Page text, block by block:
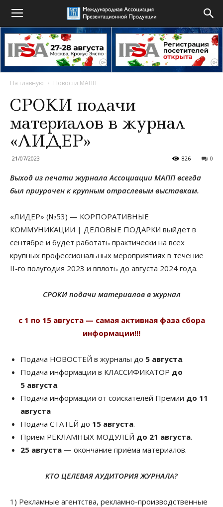
На главную Новости МАПП
СРОКИ подачи
материалов в журнал
«ЛИДЕР»
21/07/2023 0
826
Выход из печати журнала Ассоциации МАПП всегда
был приурочен к крупным отраслевым выставкам.
«ЛИДЕР» (№53) — КОРПОРАТИВНЫЕ
КОММУНИКАЦИИ | ДЕЛОВЫЕ ПОДАРКИ выйдет в
сентябре и будет работать практически на всех
крупных профессиональных мероприятиях в течение
II-го полугодия 2023 и вплоть до августа 2024 года.
СРОКИ подачи материалов в журнал
с 1 по 15 августа — самая активная фаза сбора
информации!!!
Подача НОВОСТЕЙ в журналы до 5 августа.
Подача информации в КЛАССИФИКАТОР до
5 августа.
Подача информации от соискателей Премии до 11
августа
Подача СТАТЕЙ до 15 августа.
Приём РЕКЛАМНЫХ МОДУЛЕЙ до 21 августа.
25 августа — окончание приёма материалов.
КТО ЦЕЛЕВАЯ АУДИТОРИЯ ЖУРНАЛА?
1) Рекламные агентства, рекламно-производственные